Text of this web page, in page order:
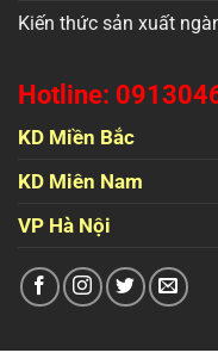
Kiến thức sản xuất
Hotline:
KD Miền Bắc
KD Miên Nam
VP Hà Nội